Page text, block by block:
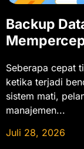
Backup
Seberapa cepat
ketika terjadi
sistem mati,
manajemen...
Juli 28, 2026